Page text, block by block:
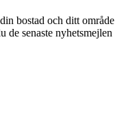
bostad och ditt område
de senaste nyhetsmejlen